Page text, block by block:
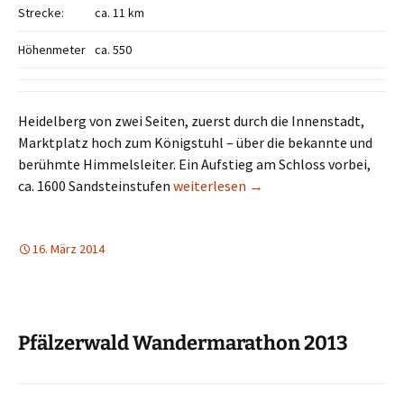
Strecke: ca. 11 km
Höhenmeter ca. 550
Heidelberg von zwei Seiten, zuerst durch die Innenstadt,
Marktplatz hoch zum Königstuhl – über die bekannte und
berühmte Himmelsleiter. Ein Aufstieg am Schloss vorbei,
ca. 1600 Sandsteinstufen Heidelberg Himmelsleiter
weiterlesen →
16. März 2014
Pfälzerwald Wandermarathon 2013